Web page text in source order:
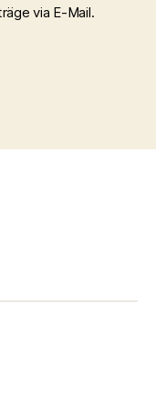
via E-Mail.